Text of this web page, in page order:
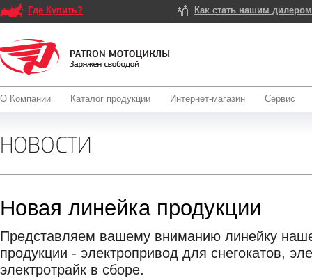
Где Купить? Как стать нашим
О Компании Каталог продукции Интернет-магазин Сервис
НОВОСТИ
Новая линейка продукции
Представляем вашему вниманию линейку
продукции - электропривод для снегокатов,
электротрайк в сборе.